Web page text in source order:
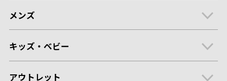
メンズ
キッズ・ベビー
アウトレット